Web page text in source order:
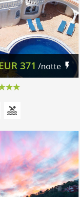
371 /notte